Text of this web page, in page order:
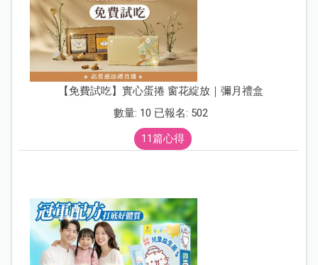
【免費試吃】實心蛋捲 窗花綻放｜彌月禮盒
數量: 10 已報名: 502
11篇心得